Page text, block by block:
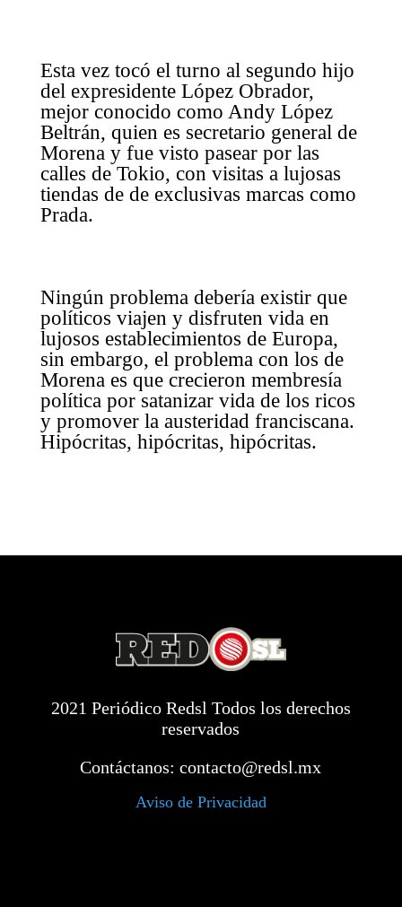
Esta vez tocó el turno al segundo hijo
del expresidente López Obrador,
mejor conocido como Andy López
Beltrán, quien es secretario general de
Morena y fue visto pasear por las
calles de Tokio, con visitas a lujosas
tiendas de de exclusivas marcas como
Prada.
Ningún problema debería existir que
políticos viajen y disfruten vida en
lujosos establecimientos de Europa,
sin embargo, el problema con los de
Morena es que crecieron membresía
política por satanizar vida de los ricos
y promover la austeridad franciscana.
Hipócritas, hipócritas, hipócritas.
2021 Periódico Redsl Todos los derechos
reservados
Contáctanos:contacto@redsl.mx
Aviso de Privacidad